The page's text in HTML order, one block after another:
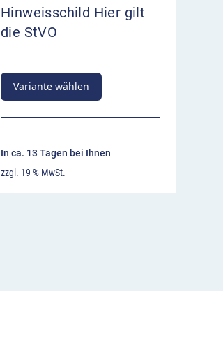
Hinweisschild Hier gilt
die StVO
Variante wählen
In ca. 13 Tagen bei Ihnen
zzgl. 19 % MwSt.